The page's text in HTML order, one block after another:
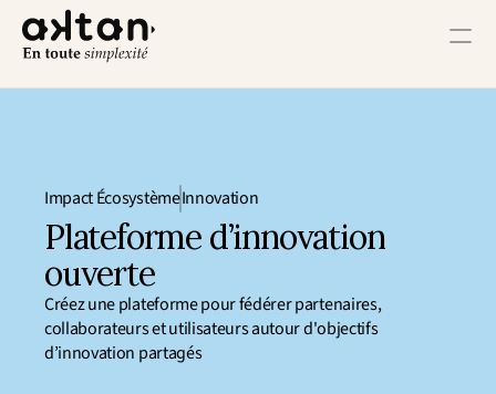
Ressources
Impact Utilisateur
Impact Client
Impact Collaborateur
Impact Écosystème
Impact ÉcosystèmeInnovation
Plateforme d’innovation
ouverte
Créez une plateforme pour fédérer partenaires,
collaborateurs et utilisateurs autour d'objectifs
d’innovation partagés